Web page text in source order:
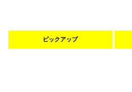
ピックアップ